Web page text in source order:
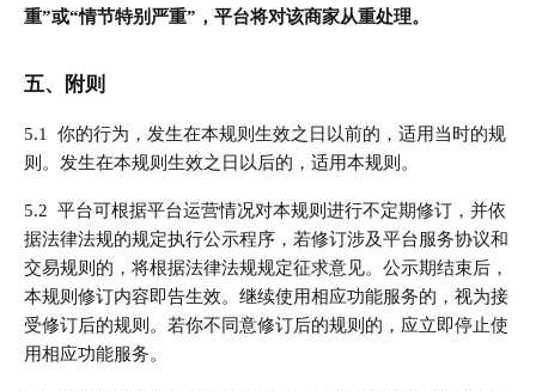
重”或“情节特别严重”，平台将对该商家从重处理。
五、附则
5.1 你的行为，发生在本规则生效之日以前的，适用当时的规
则。发生在本规则生效之日以后的，适用本规则。
5.2 平台可根据平台运营情况对本规则进行不定期修订，并依
据法律法规的规定执行公示程序，若修订涉及平台服务协议和
交易规则的，将根据法律法规规定征求意见。公示期结束后，
本规则修订内容即告生效。继续使用相应功能服务的，视为接
受修订后的规则。若你不同意修订后的规则的，应立即停止使
用相应功能服务。